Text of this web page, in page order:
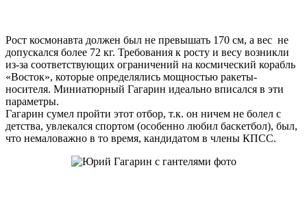
Рост космонавта должен был не превышать 170 см, а вес не
допускался более 72 кг. Требования к росту и весу возникли
из-за соответствующих ограничений на космический корабль
«Восток», которые определялись мощностью ракеты-
носителя. Миниатюрный Гагарин идеально вписался в эти
параметры.
Гагарин сумел пройти этот отбор, т.к. он ничем не болел с
детства, увлекался спортом (особенно любил баскетбол), был,
что немаловажно в то время, кандидатом в члены КПСС.